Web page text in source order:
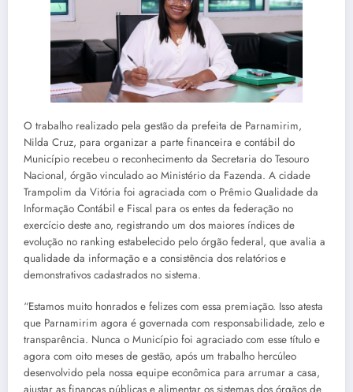
O trabalho realizado pela gestão da prefeita de Parnamirim,
Nilda Cruz, para organizar a parte financeira e contábil do
Município recebeu o reconhecimento da Secretaria do Tesouro
Nacional, órgão vinculado ao Ministério da Fazenda. A cidade
Trampolim da Vitória foi agraciada com o Prêmio Qualidade da
Informação Contábil e Fiscal para os entes da federação no
exercício deste ano, registrando um dos maiores índices de
evolução no ranking estabelecido pelo órgão federal, que avalia a
qualidade da informação e a consistência dos relatórios e
demonstrativos cadastrados no sistema.
“Estamos muito honrados e felizes com essa premiação. Isso atesta
que Parnamirim agora é governada com responsabilidade, zelo e
transparência. Nunca o Município foi agraciado com esse título e
agora com oito meses de gestão, após um trabalho hercúleo
desenvolvido pela nossa equipe econômica para arrumar a casa,